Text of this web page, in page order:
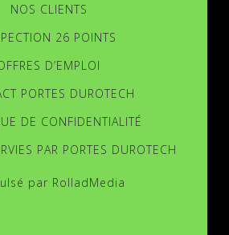
NOS CLIENTS
26 POINTS
D’EMPLOI
PORTES DUROTECH
DE CONFIDENTIALITÉ
PAR PORTES DUROTECH
par RolladMedia